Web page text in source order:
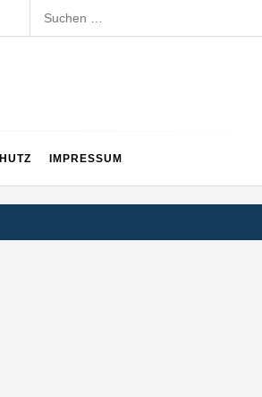
Suchen
nach:
IMPRESSUM